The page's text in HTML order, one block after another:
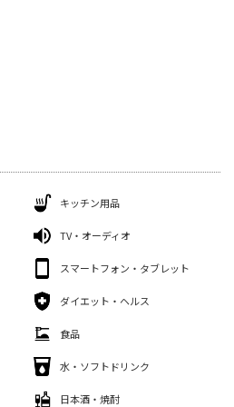
キッチン用品
TV・オーディオ
スマートフォン・タブレット
ダイエット・ヘルス
食品
水・ソフトドリンク
日本酒・焼酎